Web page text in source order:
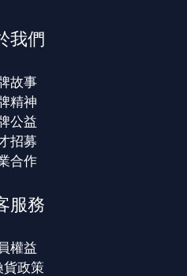
我們
故事
精神
公益
招募
合作
服務
權益
貨政策